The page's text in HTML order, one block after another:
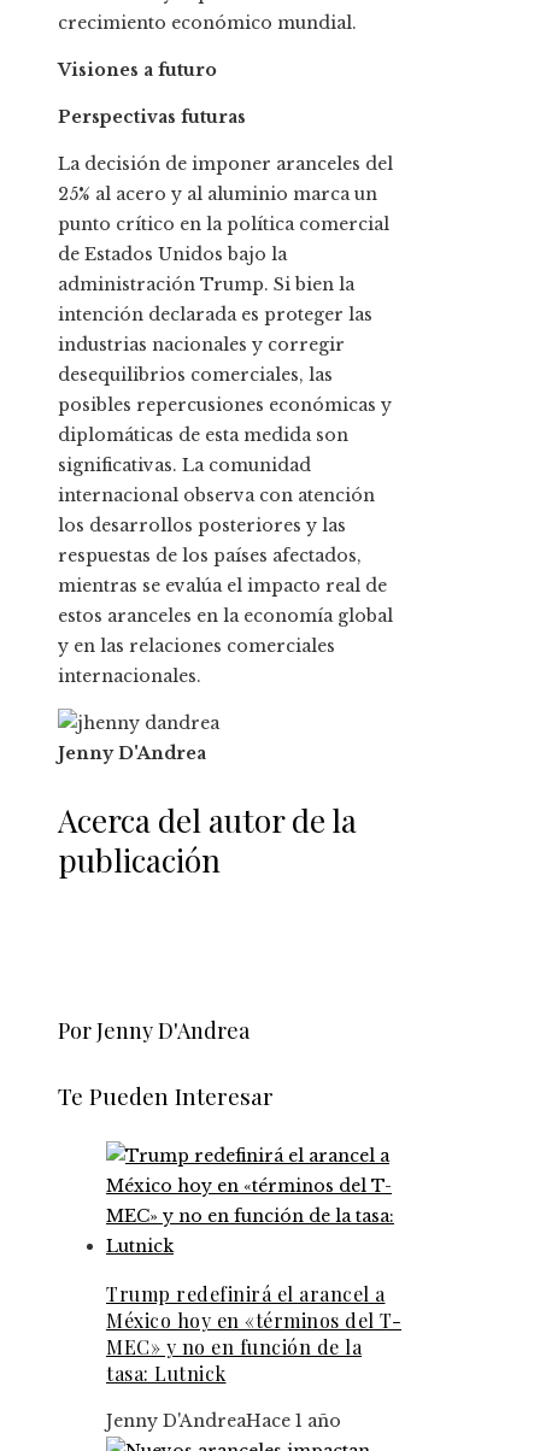
crecimiento económico mundial.
Visiones a futuro
Perspectivas futuras
La decisión de imponer aranceles del
25% al acero y al aluminio marca un
punto crítico en la política comercial
de Estados Unidos bajo la
administración Trump. Si bien la
intención declarada es proteger las
industrias nacionales y corregir
desequilibrios comerciales, las
posibles repercusiones económicas y
diplomáticas de esta medida son
significativas. La comunidad
internacional observa con atención
los desarrollos posteriores y las
respuestas de los países afectados,
mientras se evalúa el impacto real de
estos aranceles en la economía global
y en las relaciones comerciales
internacionales.
Jenny D'Andrea
Acerca del autor de la
publicación
Por Jenny D'Andrea
Te Pueden Interesar
Trump redefinirá el arancel a
México hoy en «términos del T-
MEC» y no en función de la
tasa: Lutnick
Jenny D'AndreaHace 1 año